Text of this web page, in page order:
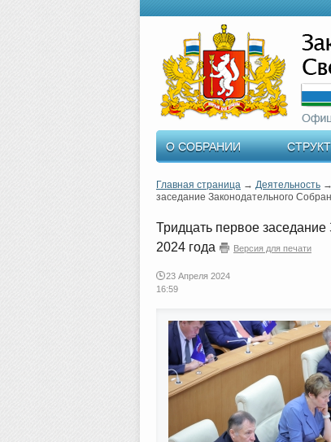
О СОБРАНИИ
Главная страница → Деятельность →
заседание Законодательного
Тридцать первое
2024 года
Версия для печати
23 Апреля 2024
16:59